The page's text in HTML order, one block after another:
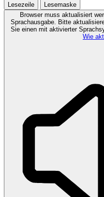
Lesezeile
Lesemaske
Browser muss aktualisiert
Sprachausgabe. Bitte
Sie einen mit aktivierter
Wie